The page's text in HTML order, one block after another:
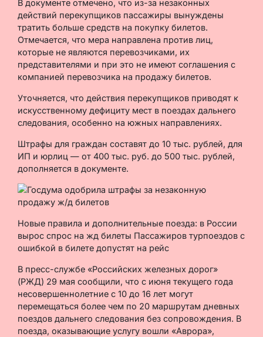
В документе отмечено, что из-за незаконных
действий перекупщиков пассажиры вынуждены
тратить больше средств на покупку билетов.
Отмечается, что мера направлена против лиц,
которые не являются перевозчиками, их
представителями и при это не имеют соглашения с
компанией перевозчика на продажу билетов.
Уточняется, что действия перекупщиков приводят к
искусственному дефициту мест в поездах дальнего
следования, особенно на южных направлениях.
Штрафы для граждан составят до 10 тыс. рублей, для
ИП и юрлиц — от 400 тыс. руб. до 500 тыс. рублей,
дополняется в документе.
Новые правила и дополнительные поезда: в России
вырос спрос на жд билеты Пассажиров турпоездов с
ошибкой в билете допустят на рейс
В пресс-службе «Российских железных дорог»
(РЖД) 29 мая сообщили, что с июня текущего года
несовершеннолетние с 10 до 16 лет могут
перемещаться более чем по 20 маршрутам дневных
поездов дальнего следования без сопровождения. В
поезда, оказывающие услугу вошли «Аврора»,